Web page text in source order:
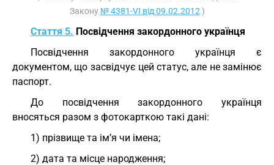
Закону № 4381-VI від 09.02.2012 )
Стаття 5. Посвідчення закордонного українця
Посвідчення закордонного українця є
документом, що засвідчує цей статус, але не замінює
паспорт.
До посвідчення закордонного українця
вносяться разом з фотокарткою такі дані:
1) прізвище та ім’я чи імена;
2) дата та місце народження;